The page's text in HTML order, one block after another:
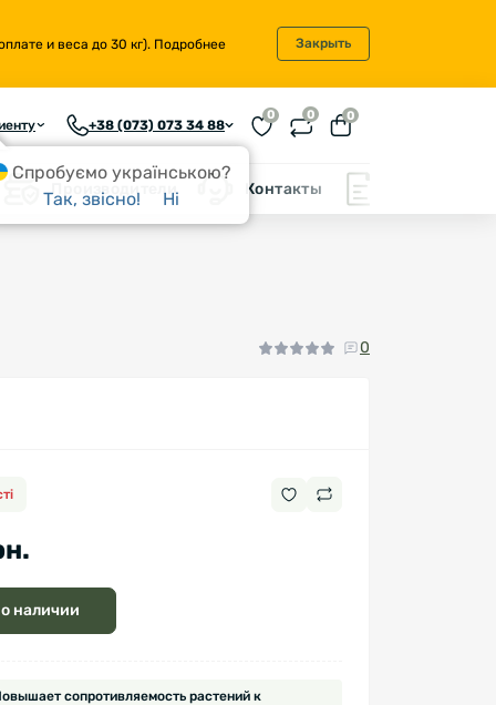
и веса до 30 кг). Подробнее Закрыть
+38 (073) 073 34 88
0 0 0
Производители Контакты
0
наличии
сопротивляемость растений к
Спробуємо українською?
Так, звісно!
Ні